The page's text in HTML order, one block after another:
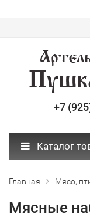
+7
Каталог
Главная Мясо,
Мясные